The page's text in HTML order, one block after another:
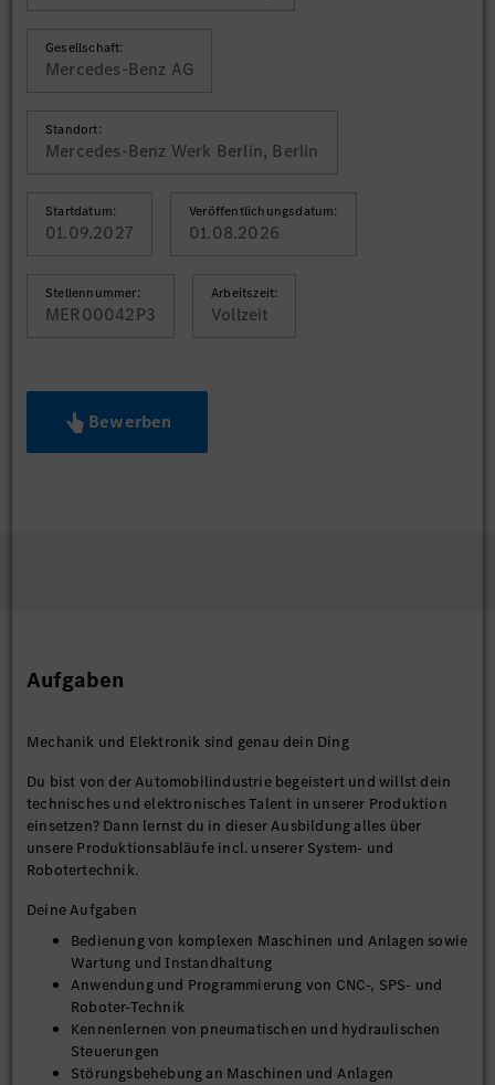
Gesellschaft:
Mercedes-Benz AG
Standort:
Mercedes-Benz Werk Berlin, Berlin
Startdatum:
01.09.2027
Veröffentlichungsdatum:
01.08.2026
Stellennummer:
MER00042P3
Arbeitszeit:
Vollzeit
Bewerben
Aufgaben
Mechanik und Elektronik sind genau dein Ding
Du bist von der Automobilindustrie begeistert und willst dein
technisches und elektronisches Talent in unserer Produktion
einsetzen? Dann lernst du in dieser Ausbildung alles über
unsere Produktionsabläufe incl. unserer System- und
Robotertechnik.
Deine Aufgaben
Bedienung von komplexen Maschinen und Anlagen sowie
Wartung und Instandhaltung
Anwendung und Programmierung von CNC-, SPS- und
Roboter-Technik
Kennenlernen von pneumatischen und hydraulischen
Steuerungen
Störungsbehebung an Maschinen und Anlagen